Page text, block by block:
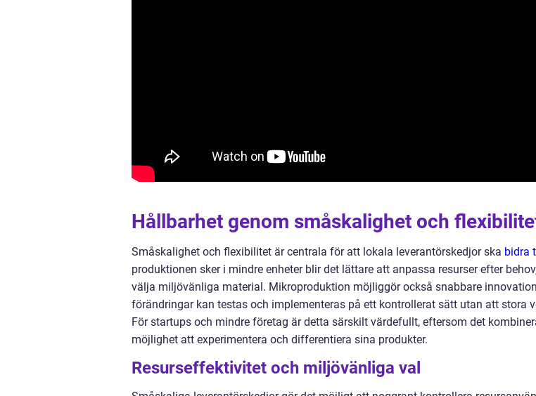
Hållbarhet genom småskalighet och
Småskalighet och flexibilitet är centrala för att lokala leverantörskedjor ska bidra
produktionen sker i mindre enheter blir det lättare att anpassa resurser efter
välja miljövänliga material. Mikroproduktion möjliggör också snabbare
förändringar kan testas och implementeras på ett kontrollerat sätt utan att stora
För startups och mindre företag är detta särskilt värdefullt, eftersom det
möjlighet att experimentera och differentiera sina produkter.
Resurseffektivitet och miljövänliga val